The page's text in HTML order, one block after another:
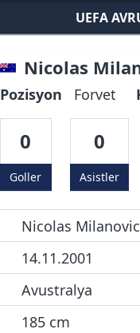
UEFA
Nicolas
Pozisyon Forvet
0
Goller
0
Asistler
Nicolas Milanovic
14.11.2001
Avustralya
185 cm